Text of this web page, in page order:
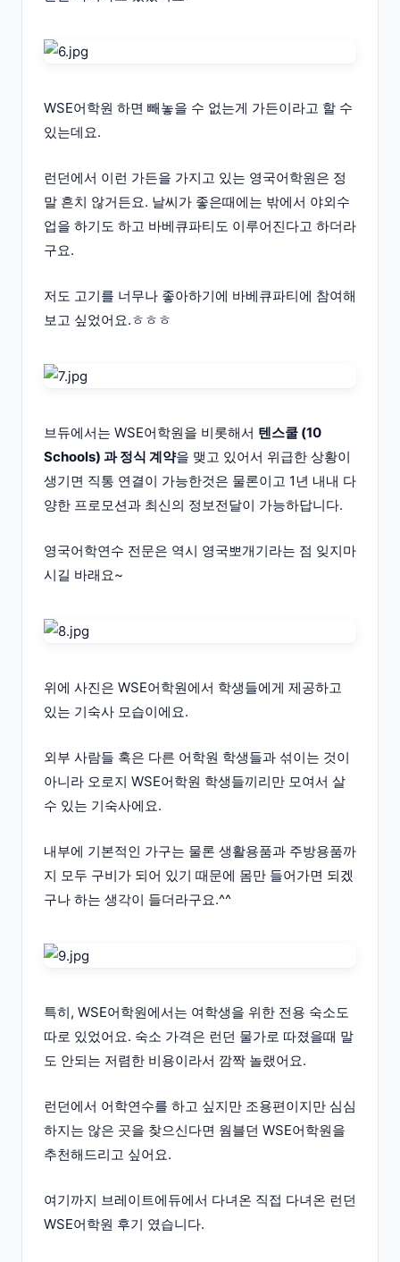
WSE어학원 하면 빼놓을 수 없는게 가든이라고 할 수
있는데요.
런던에서 이런 가든을 가지고 있는 영국어학원은 정
말 흔치 않거든요. 날씨가 좋은때에는 밖에서 야외수
업을 하기도 하고 바베큐파티도 이루어진다고 하더라
구요.
저도 고기를 너무나 좋아하기에 바베큐파티에 참여해
보고 싶었어요.ㅎㅎㅎ
브듀에서는 WSE어학원을 비롯해서 텐스쿨 (10
Schools) 과 정식 계약을 맺고 있어서 위급한 상황이
생기면 직통 연결이 가능한것은 물론이고 1년 내내 다
양한 프로모션과 최신의 정보전달이 가능하답니다.
영국어학연수 전문은 역시 영국뽀개기라는 점 잊지마
시길 바래요~
위에 사진은 WSE어학원에서 학생들에게 제공하고
있는 기숙사 모습이에요.
외부 사람들 혹은 다른 어학원 학생들과 섞이는 것이
아니라 오로지 WSE어학원 학생들끼리만 모여서 살
수 있는 기숙사에요.
내부에 기본적인 가구는 물론 생활용품과 주방용품까
지 모두 구비가 되어 있기 때문에 몸만 들어가면 되겠
구나 하는 생각이 들더라구요.^^
특히, WSE어학원에서는 여학생을 위한 전용 숙소도
따로 있었어요. 숙소 가격은 런던 물가로 따졌을때 말
도 안되는 저렴한 비용이라서 깜짝 놀랬어요.
런던에서 어학연수를 하고 싶지만 조용편이지만 심심
하지는 않은 곳을 찾으신다면 웜블던 WSE어학원을
추천해드리고 싶어요.
여기까지 브레이트에듀에서 다녀온 직접 다녀온 런던
WSE어학원 후기 였습니다.